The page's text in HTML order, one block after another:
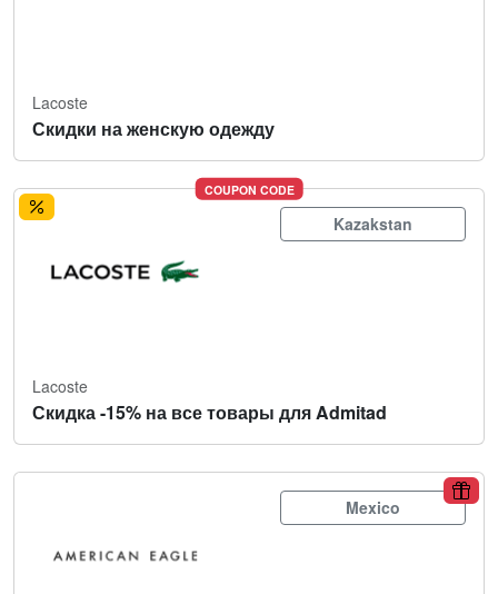
Lacoste
Скидки на женскую одежду
COUPON CODE
Kazakstan
Lacoste
Скидка -15% на все товары для Admitad
Mexico